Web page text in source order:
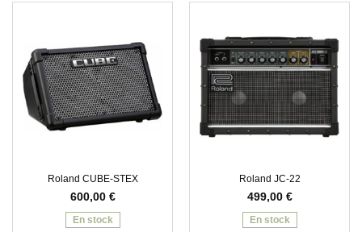
Roland CUBE-STEX
600,00 €
En stock
Roland JC-22
499,00 €
En stock